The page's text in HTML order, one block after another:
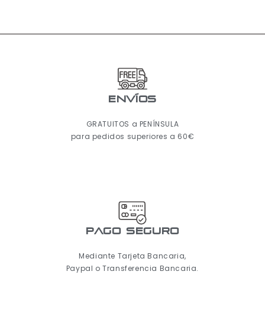
ENVÍOS
GRATUITOS a PENÍNSULA
para pedidos superiores a 60€
pago seguro
Mediante Tarjeta Bancaria,
Paypal o Transferencia Bancaria.